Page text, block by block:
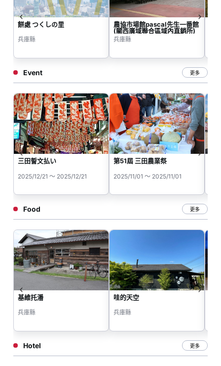
餅處 つくしの里
兵庫縣
農協市場館pascal先生一番館
(關西廣域聯合區域內直銷所)
兵庫縣
Event 更多
三田誓文払い
2025/12/21 ～ 2025/12/21
第51屆 三田農業祭
2025/11/01 ～ 2025/11/01
Food 更多
基維托潘
兵庫縣
哇的天空
兵庫縣
Hotel 更多